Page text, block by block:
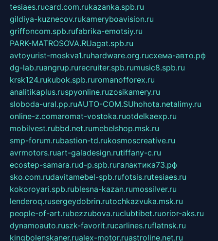
tesiaes.rucard.com.rukazanka.spb.ru
gildiya-kuznecov.rukameryboavision.ru
griffoncom.spb.rufabrika-emotsiy.ru
PARK-MATROSOVA.RUagat.spb.ru
avtoyurist-moskva1.ruhardware.org.ruсхема-авто.рф
dg-lab.ruangrup.rurecruiter.spb.rumusic8.spb.ru
krsk124.rukubok.spb.ruromanofforex.ru
analitikaplus.ruspyonline.ruzosikamery.ru
sloboda-ural.pp.ruAUTO-COM.SUhohota.netalimy.ru
online-z.comaromat-vostoka.ruotdelkaexp.ru
mobilvest.rubbd.net.rumebelshop.msk.ru
smp-forum.rubastion-td.rukosmoscreative.ru
avrmotors.ruart-galadesign.rutiffany-c.ru
ecostep-samara.rud-p.spb.ruгалактика73.рф
sko.com.rudavitamebel-spb.rufotsis.rutesiaes.ru
kokoroyari.spb.rublesna-kazan.rumossilver.ru
lenderoq.rusergeydobrin.rutochkazvuka.msk.ru
people-of-art.rubezzubova.ruclubtibet.ruorior-aks.ru
dynamoauto.ruszk-favorit.rucarlines.ruflatnsk.ru
kingbolenskaner.rualex-motor.ruastroline.net.ru